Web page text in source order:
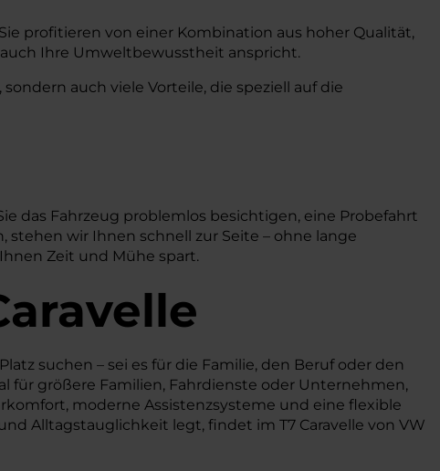
profitieren von einer Kombination aus hoher Qualität,
Ihre Umweltbewusstheit anspricht.
auch viele Vorteile, die speziell auf die
das Fahrzeug problemlos besichtigen, eine Probefahrt
stehen wir Ihnen schnell zur Seite – ohne lange
Zeit und Mühe spart.
suchen – sei es für die Familie, den Beruf oder den
für größere Familien, Fahrdienste oder Unternehmen,
moderne Assistenzsysteme und eine flexible
Alltagstauglichkeit legt, findet im T7 Caravelle von VW